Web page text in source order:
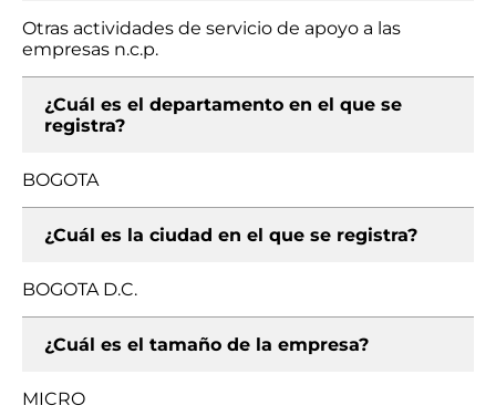
Otras actividades de servicio de apoyo a las
empresas n.c.p.
¿Cuál es el departamento en el que se
registra?
BOGOTA
¿Cuál es la ciudad en el que se registra?
BOGOTA D.C.
¿Cuál es el tamaño de la empresa?
MICRO